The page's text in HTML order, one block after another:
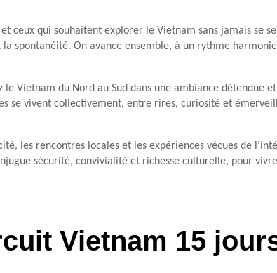
ceux qui souhaitent explorer le Vietnam sans jamais se
On avance ensemble, à un rythme
Vietnam du Nord au Sud dans une ambiance détendue
se vivent collectivement, entre rires, curiosité et
les rencontres locales et les expériences vécues de
sécurité, convivialité et richesse culturelle, pour
Vietnam 15